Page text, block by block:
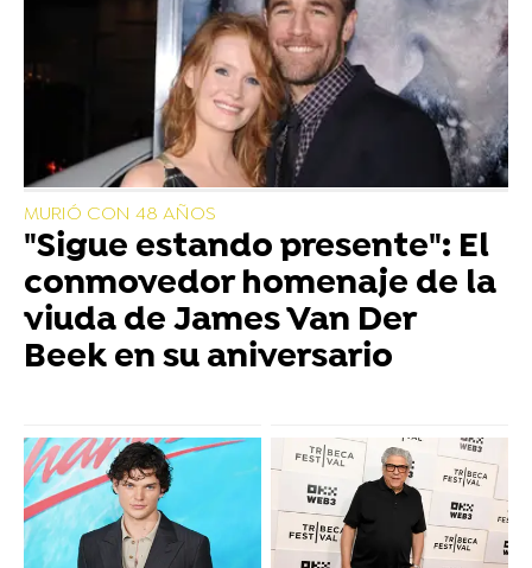
MURIÓ CON 48 AÑOS
"Sigue estando presente": El
conmovedor homenaje de la
viuda de James Van Der
Beek en su aniversario